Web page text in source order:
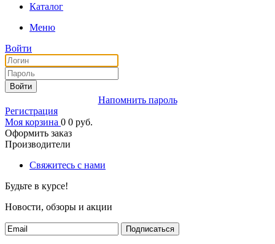
Каталог
Меню
Войти
Войти
Напомнить пароль
Регистрация
Моя корзина 0 0 руб.
Оформить заказ
Производители
Свяжитесь с нами
Будьте в курсе!
Новости, обзоры и акции
Подписаться